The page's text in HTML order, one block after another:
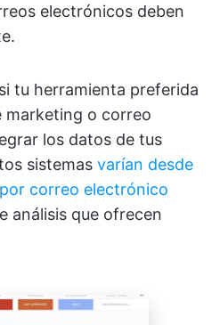
electrónicos deben
tu herramienta preferida
marketing o correo
los datos de tus
sistemas varían desde
correo electrónico
análisis que ofrecen